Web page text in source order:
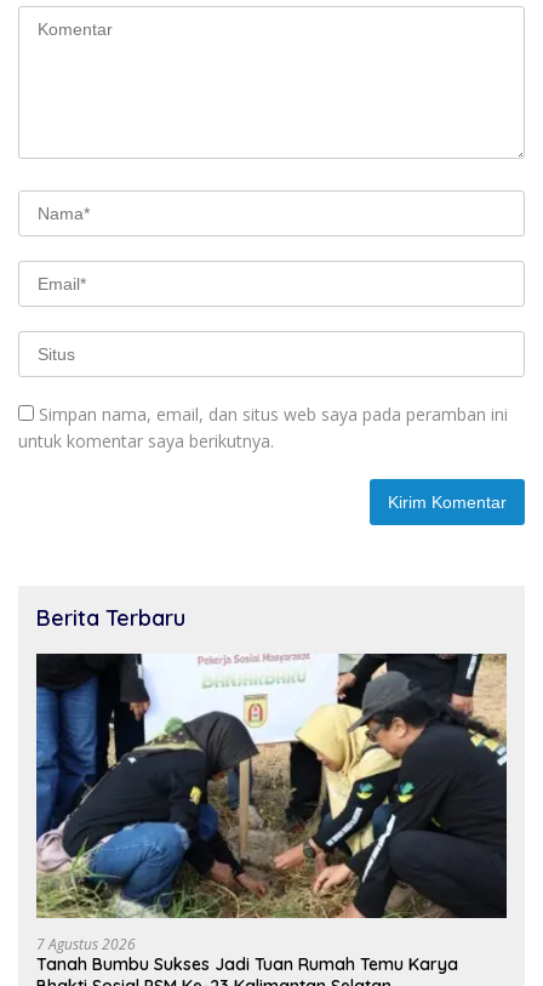
Simpan nama, email, dan situs web saya pada peramban ini
untuk komentar saya berikutnya.
Berita Terbaru
7 Agustus 2026
Tanah Bumbu Sukses Jadi Tuan Rumah Temu Karya